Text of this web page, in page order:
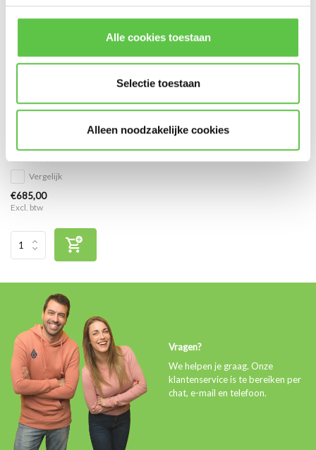
Alle cookies toestaan
Selectie toestaan
Alleen noodzakelijke cookies
Cisco Meraki MS210-24
Vergelijk
€685,00
Excl. btw
Vragen?
We helpen je graag. Onze
klantenservice is te bereiken per
chat, e-mail en telefoon.
* Lees hier de wettelijke beperkingen